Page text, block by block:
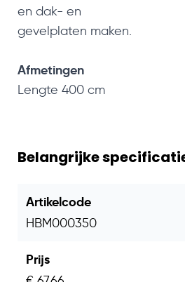
en dak- en
gevelplaten maken.
Afmetingen
Lengte 400 cm
Belangrijke
Artikelcode
HBM000350
Prijs